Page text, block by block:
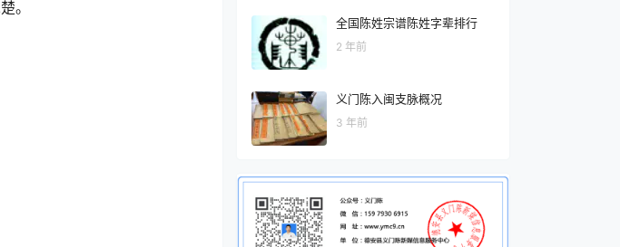
。
全国陈姓宗谱陈姓字辈排行
2 年前
义门陈入闽支脉概况
3 年前